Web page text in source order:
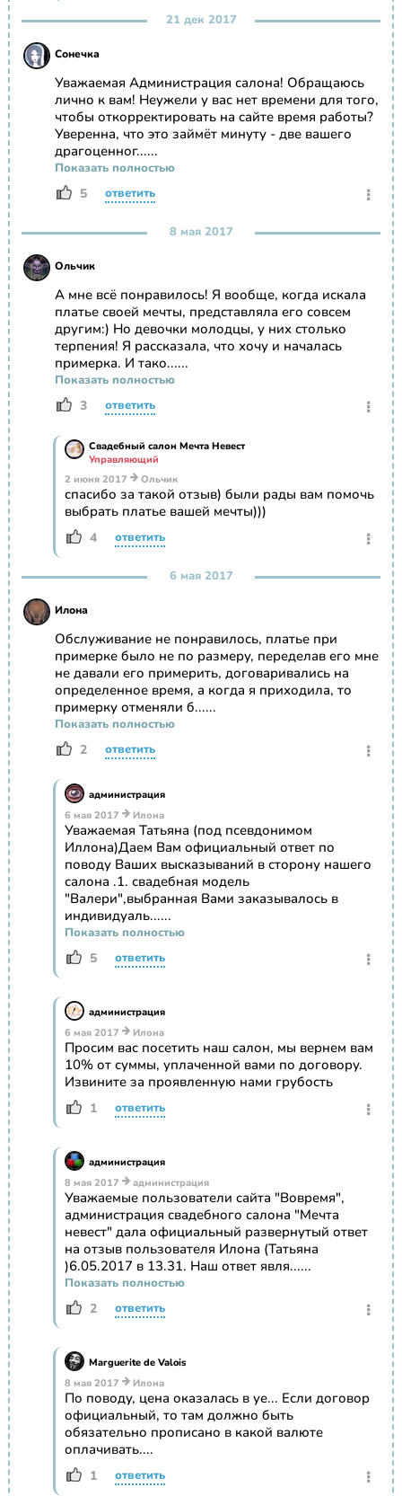
21 дек 2017
Сонечка
Уважаемая Администрация салона! Обращаюсь
лично к вам! Неужели у вас нет времени для того,
чтобы откорректировать на сайте время работы?
Уверенна, что это займёт минуту - две вашего
драгоценног......
Показать полностью
5 ответить
8 мая 2017
Ольчик
А мне всё понравилось! Я вообще, когда искала
платье своей мечты, представляла его совсем
другим:) Но девочки молодцы, у них столько
терпения! Я рассказала, что хочу и началась
примерка. И тако......
Показать полностью
3 ответить
Свадебный салон Мечта Невест
Управляющий
2 июня 2017
Ольчик
спасибо за такой отзыв) были рады вам помочь
выбрать платье вашей мечты)))
4 ответить
6 мая 2017
Илона
Обслуживание не понравилось, платье при
примерке было не по размеру, переделав его мне
не давали его примерить, договаривались на
определенное время, а когда я приходила, то
примерку отменяли б......
Показать полностью
2 ответить
администрация
6 мая 2017
Илона
Уважаемая Татьяна (под псевдонимом
Иллона)Даем Вам официальный ответ по
поводу Ваших высказываний в сторону нашего
салона .1. свадебная модель
"Валери",выбранная Вами заказывалось в
индивидуаль......
Показать полностью
5 ответить
администрация
6 мая 2017
Илона
Просим вас посетить наш салон, мы вернем вам
10% от суммы, уплаченной вами по договору.
Извините за проявленную нами грубость
1 ответить
администрация
8 мая 2017
администрация
Уважаемые пользователи сайта "Вовремя",
администрация свадебного салона "Мечта
невест" дала официальный развернутый ответ
на отзыв пользователя Илона (Татьяна
)6.05.2017 в 13.31. Наш ответ явля......
Показать полностью
2 ответить
Marguerite de Valois
8 мая 2017
Илона
По поводу, цена оказалась в уе... Если договор
официальный, то там должно быть
обязательно прописано в какой валюте
оплачивать....
1 ответить